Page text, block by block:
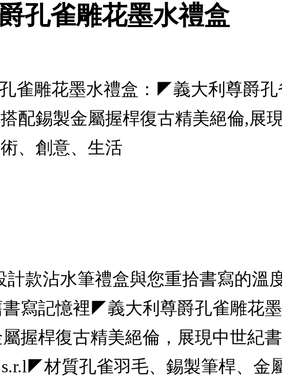
孔雀雕花墨水禮盒
孔雀雕花墨水禮盒：◤義大利尊爵
配錫製金屬握桿復古精美絕倫,展
、創意、生活
計款沾水筆禮盒與您重拾書寫的溫
寫記憶裡◤義大利尊爵孔雀雕花
握桿復古精美絕倫，展現中世紀
s.r.l◤材質孔雀羽毛、錫製筆桿、